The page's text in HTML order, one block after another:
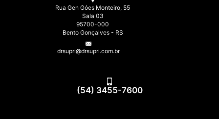
Rua Gen Góes Monteiro, 55
Sala 03
95700-000
Bento Gonçalves - RS
drsupri@drsupri.com.br
(54) 3455-7600